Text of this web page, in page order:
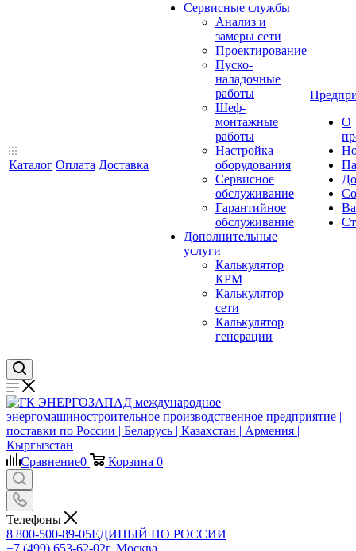
Каталог Оплата Доставка
Сервисные службы
Анализ и
замеры сети
Проектирование
Пуско-
наладочные
работы
Шеф-
монтажные
работы
Настройка
оборудования
Сервисное
обслуживание
Гарантийное
обслуживание
Дополнительные
услуги
Калькулятор
КРМ
Калькулятор
сети
Калькулятор
генерации
О
Сравнение0 Корзина 0
Телефоны
8 800-500-89-05ЕДИНЫЙ ПО РОССИИ
+7 (499) 653-62-02г. Москва